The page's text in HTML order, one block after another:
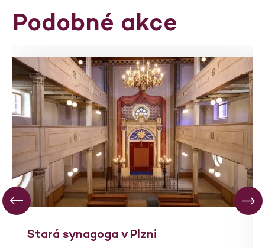
Podobné akce
Stará synagoga v Plzni